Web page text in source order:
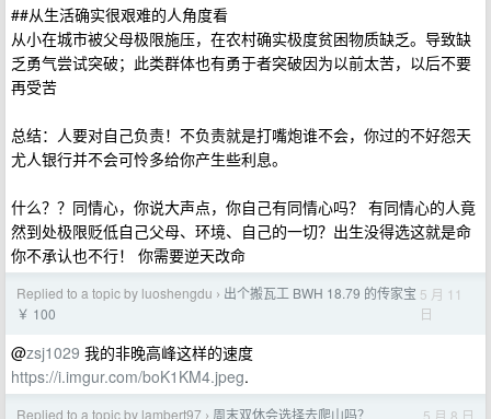
##从生活确实很艰难的人角度看
从小在城市被父母极限施压，在农村确实极度贫困物质缺乏。导致缺
乏勇气尝试突破；此类群体也有勇于者突破因为以前太苦，以后不要
再受苦
总结：人要对自己负责！不负责就是打嘴炮谁不会，你过的不好怨天
尤人银行并不会可怜多给你产生些利息。
什么？？同情心，你说大声点，你自己有同情心吗？ 有同情心的人竟
然到处极限贬低自己父母、环境、自己的一切？出生没得选这就是命
你不承认也不行！ 你需要逆天改命
Replied to a topic by luoshengdu › 出个搬瓦工 BWH 18.79 的传家宝
￥ 100
5 月 11
日
@zsj1029 我的非晚高峰这样的速度
https://i.imgur.com/boK1KM4.jpeg.
Replied to a topic by lambert97 › 周末双休会选择去爬山吗？ 5 月 8 日